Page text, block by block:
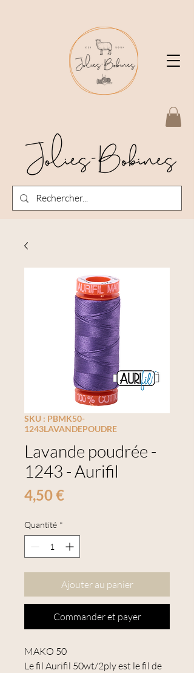
SKU : PBMK50-
1243LAVANDEPOUDRE
Lavande poudrée -
1243 - Aurifil
4,50 €Prix
Quantité *
Ajouter au panier
Commander et payer
MAKO 50
Le fil Aurifil 50wt/2ply est le fil de